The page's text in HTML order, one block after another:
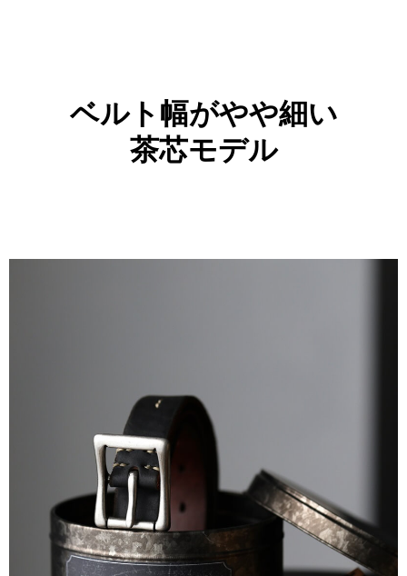
ベルト幅がやや細い
茶芯モデル